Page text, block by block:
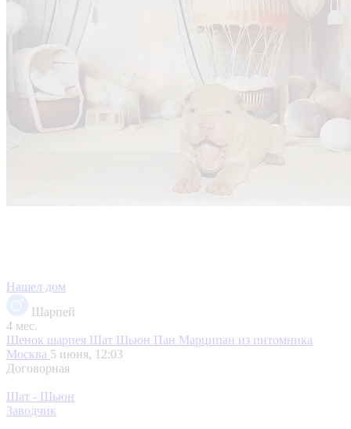
Нашел дом
Шарпей
4 мес.
Щенок шарпея Шат Шьюн Пан Марципан из питомника
Москва 5 июня, 12:03
Договорная
Шат - Шьюн
Заводчик